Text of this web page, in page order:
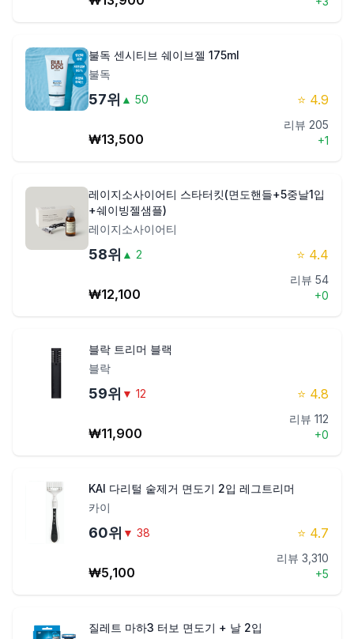
불독 센시티브 쉐이브젤 175ml
불독
57위 ▲ 50 ⭐ 4.9
₩13,500
리뷰 205
+1
레이지소사이어티 스타터킷(면도핸들+5중날1입
+쉐이빙젤샘플)
레이지소사이어티
58위 ▲ 2 ⭐ 4.4
₩12,100
리뷰 54
+0
블락 트리머 블랙
블락
59위 ▼ 12 ⭐ 4.8
₩11,900
리뷰 112
+0
KAI 다리털 숱제거 면도기 2입 레그트리머
카이
60위 ▼ 38 ⭐ 4.7
₩5,100
리뷰 3,310
+5
질레트 마하3 터보 면도기 + 날 2입